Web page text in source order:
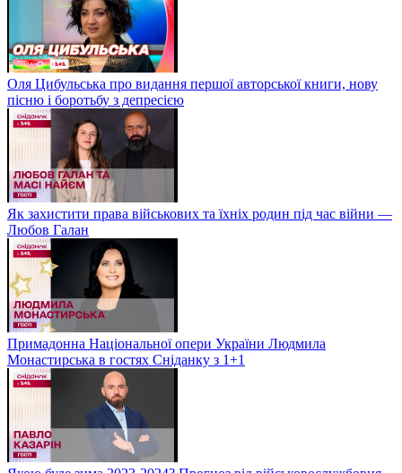
Оля Цибульська про видання першої авторської книги, нову
пісню і боротьбу з депресією
Як захистити права військових та їхніх родин під час війни —
Любов Галан
Примадонна Національної опери України Людмила
Монастирська в гостях Сніданку з 1+1